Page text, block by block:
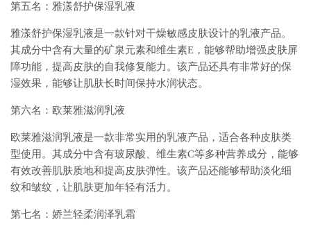
第五名：雅漾舒护保湿乳液
雅漾舒护保湿乳液是一款针对干燥敏感皮肤设计的乳液产品。
其成分中含有大量的矿泉元素和维生素E，能够帮助增强皮肤屏
障功能，提高皮肤的自我修复能力。该产品还具有非常好的保
湿效果，能够让肌肤长时间保持水润状态。
第六名：欧莱雅滋润乳液
欧莱雅滋润乳液是一款非常实用的乳液产品，适合各种皮肤类
型使用。其成分中含有玻尿酸、维生素C等多种营养成分，能够
有效改善肌肤质地和提高皮肤弹性。该产品还能够帮助淡化细
纹和皱纹，让肌肤更加年轻有活力。
第七名：娇兰轻柔润泽乳霜